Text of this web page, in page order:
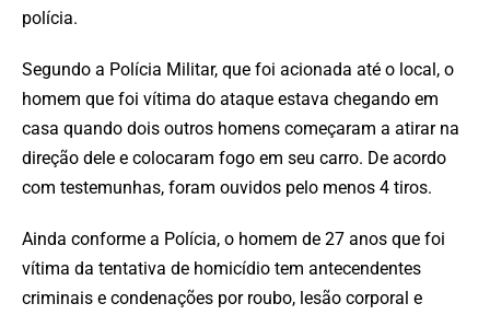
polícia.
Segundo a Polícia Militar, que foi acionada até o local, o
homem que foi vítima do ataque estava chegando em
casa quando dois outros homens começaram a atirar na
direção dele e colocaram fogo em seu carro. De acordo
com testemunhas, foram ouvidos pelo menos 4 tiros.
Ainda conforme a Polícia, o homem de 27 anos que foi
vítima da tentativa de homicídio tem antecendentes
criminais e condenações por roubo, lesão corporal e